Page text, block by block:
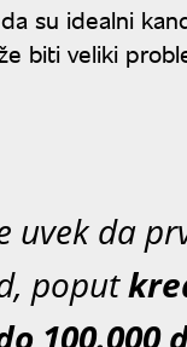
su idealni
biti veliki
uvek da
poput
100.000